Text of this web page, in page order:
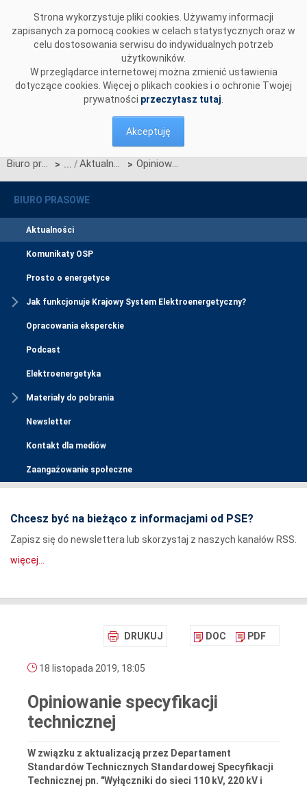
Strona wykorzystuje pliki cookies. Używamy informacji
zapisanych za pomocą cookies w celach statystycznych oraz w
celu dostosowania serwisu do indywidualnych potrzeb
użytkowników.
W przeglądarce internetowej można zmienić ustawienia
dotyczące cookies. Więcej o plikach cookies i o ochronie Twojej
prywatności przeczytasz tutaj
Akceptuję
Biuro prasowe > Aktualności > Opiniowanie specyfikacji technicznej
BIURO PRASOWE
Aktualności
Komunikaty OSP
Prosto o energetyce
Jak funkcjonuje Krajowy System Elektroenergetyczny?
Opracowania eksperckie
Podcast
Elektroenergetyka
Materiały do pobrania
Newsletter
Kontakt dla mediów
Zaangażowanie społeczne
Chcesz być na bieżąco z informacjami od PSE?
Zapisz się do newslettera lub skorzystaj z naszych kanałów RSS.
więcej...
DRUKUJ DOC PDF
18 listopada 2019, 18:05
Opiniowanie specyfikacji
technicznej
W związku z aktualizacją przez Departament
Standardów Technicznych Standardowej Specyfikacji
Technicznej pn. "Wyłączniki do sieci 110 kV, 220 kV i